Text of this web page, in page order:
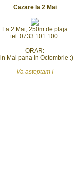
Cazare la 2 Mai
La 2 Mai, 250m de plaja
tel. 0733.101.100.
ORAR:
Mai pana in Octombrie :)
Va asteptam !